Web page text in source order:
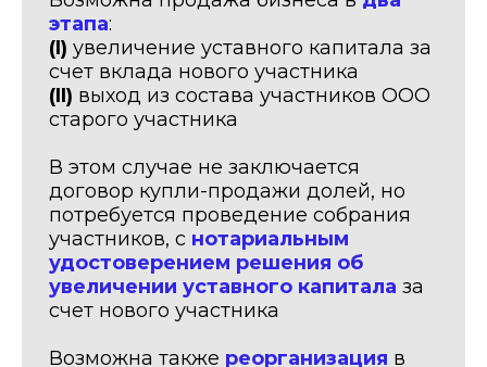
этапа:
(I) увеличение уставного капитала за
счет вклада нового участника
(II) выход из состава участников ООО
старого участника
В этом случае не заключается
договор купли-продажи долей, но
потребуется проведение собрания
участников, с нотариальным
удостоверением решения об
увеличении уставного капитала за
счет нового участника
Возможна также реорганизация в